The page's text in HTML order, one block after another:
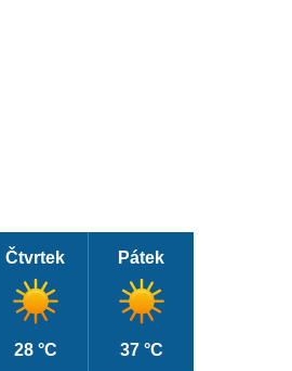
Čtvrtek
28 °C
Pátek
37 °C